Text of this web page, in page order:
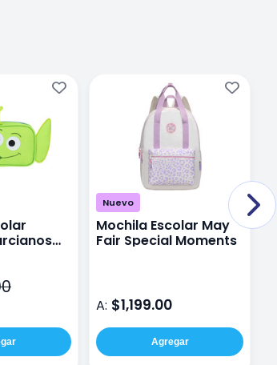
Nuevo
Mochila Escolar May
Fair Special Moments
A: $1,199.00
Agregar